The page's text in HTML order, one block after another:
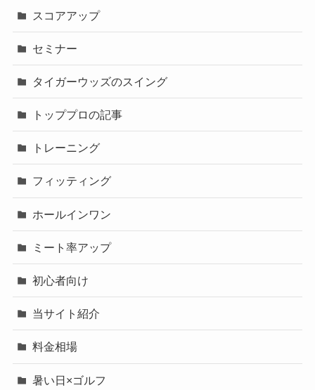
スコアアップ
セミナー
タイガーウッズのスイング
トッププロの記事
トレーニング
フィッティング
ホールインワン
ミート率アップ
初心者向け
当サイト紹介
料金相場
暑い日×ゴルフ